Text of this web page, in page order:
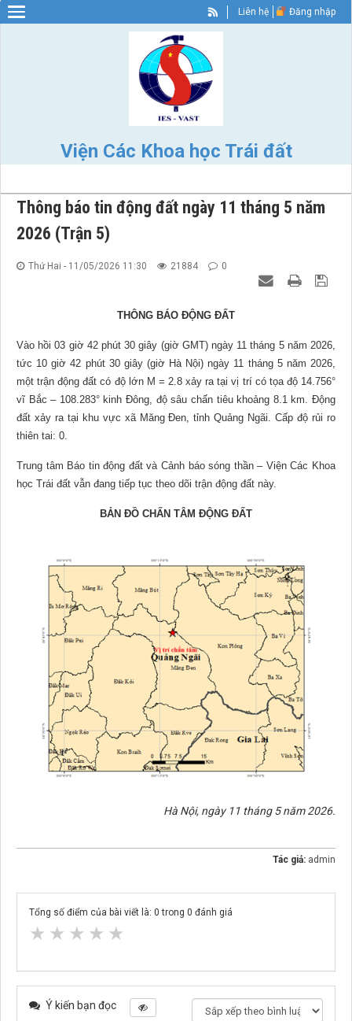
Warning: Constant WP_SITEURL already defined in
/home/nhigvyzu/ies.vast.gov/wp-config.php
Viện Các Khoa học Trái đất
Liên hệ Đăng nhập
Thông báo tin động đất ngày 11 tháng 5 năm
2026 (Trận 5)
Thứ Hai - 11/05/2026 11:30 21884 0
THÔNG BÁO ĐỘNG ĐẤT
Vào hồi 03 giờ 42 phút 30 giây (giờ GMT) ngày 11 tháng 5 năm 2026,
tức 10 giờ 42 phút 30 giây (giờ Hà Nội) ngày 11 tháng 5 năm 2026,
một trận động đất có độ lớn M = 2.8 xảy ra tại vị trí có tọa độ 14.756°
vĩ Bắc – 108.283° kinh Đông, độ sâu chấn tiêu khoảng 8.1 km. Động
đất xảy ra tại khu vực xã Măng Đen, tỉnh Quảng Ngãi. Cấp độ rủi ro
thiên tai: 0.
Trung tâm Báo tin động đất và Cảnh báo sóng thần – Viện Các Khoa
học Trái đất vẫn đang tiếp tục theo dõi trận động đất này.
BẢN ĐỒ CHẤN TÂM ĐỘNG ĐẤT
Hà Nội, ngày 11 tháng 5 năm 2026.
Tác giả: admin
Tổng số điểm của bài viết là: 0 trong 0 đánh giá
★ ★ ★ ★ ★
Ý kiến bạn đọc